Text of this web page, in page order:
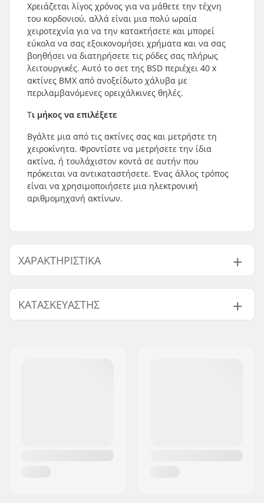
Χρειάζεται λίγος χρόνος για να μάθετε την τέχνη
του κορδονιού, αλλά είναι μια πολύ ωραία
χειροτεχνία για να την κατακτήσετε και μπορεί
εύκολα να σας εξοικονομήσει χρήματα και να σας
βοηθήσει να διατηρήσετε τις ρόδες σας πλήρως
λειτουργικές. Αυτό το σετ της BSD περιέχει 40 x
ακτίνες BMX από ανοξείδωτο χάλυβα με
περιλαμβανόμενες ορειχάλκινες θηλές.
Τι μήκος να επιλέξετε
Βγάλτε μια από τις ακτίνες σας και μετρήστε τη
χειροκίνητα. Φροντίστε να μετρήσετε την ίδια
ακτίνα, ή τουλάχιστον κοντά σε αυτήν που
πρόκειται να αντικαταστήσετε. Ένας άλλος τρόπος
είναι να χρησιμοποιήσετε μια ηλεκτρονική
αριθμομηχανή ακτίνων.
ΧΑΡΑΚΤΗΡΙΣΤΙΚΆ
Αριθμός ακτινών: 40
ΚΑΤΑΣΚΕΥΑΣΤΉΣ